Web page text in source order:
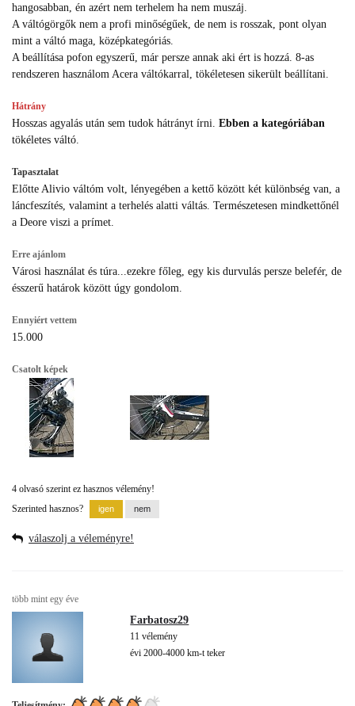
hangosabban, én azért nem terhelem ha nem muszáj.
A váltógörgők nem a profi minőségűek, de nem is rosszak, pont olyan
mint a váltó maga, középkategóriás.
A beállítása pofon egyszerű, már persze annak aki ért is hozzá. 8-as
rendszeren használom Acera váltókarral, tökéletesen sikerült beállítani.
Hátrány
Hosszas agyalás után sem tudok hátrányt írni. Ebben a kategóriában
tökéletes váltó.
Tapasztalat
Előtte Alivio váltóm volt, lényegében a kettő között két különbség van, a
láncfeszítés, valamint a terhelés alatti váltás. Természetesen mindkettőnél
a Deore viszi a prímet.
Erre ajánlom
Városi használat és túra...ezekre főleg, egy kis durvulás persze belefér, de
ésszerű határok között úgy gondolom.
Ennyiért vettem
15.000
Csatolt képek
4 olvasó szerint ez hasznos vélemény!
Szerinted hasznos?
válaszolj a véleményre!
több mint egy éve
Farbatosz29
11 vélemény
évi 2000-4000 km-t teker